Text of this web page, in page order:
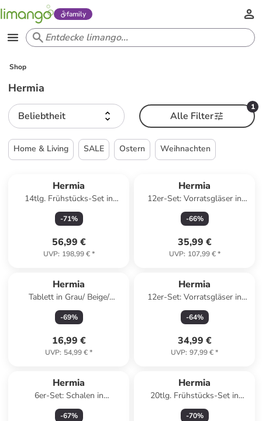
family
Shop
Hermia
Beliebtheit
1
Alle Filter
Home & Living SALE Ostern Weihnachten
Hermia
14tlg. Frühstücks-Set in
Weiß/ Pink/ Lila/ Gelb
-71%
56,99 €
UVP: 198,99 €*
Hermia
12er-Set: Vorratsgläser in
Transparent/ Beige - 630 ml
-66%
35,99 €
UVP: 107,99 €*
Hermia
Tablett in Grau/ Beige/
Hellbraun - (L)34 x (B)18 cm
-69%
16,99 €
UVP: 54,99 €*
Hermia
12er-Set: Vorratsgläser in
Transparent/ Beige - 345 ml
-64%
34,99 €
UVP: 97,99 €*
Hermia
6er-Set: Schalen in
Transparent - 300 ml
-67%
Hermia
20tlg. Frühstücks-Set in
Weiß/ Schwarz/ Hellblau
-70%